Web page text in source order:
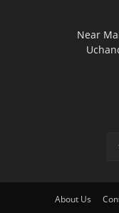
Near
About Us